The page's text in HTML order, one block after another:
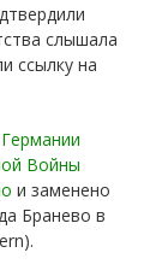
слышала
ссылку на
Германии
Войны
и заменено
Бранево в